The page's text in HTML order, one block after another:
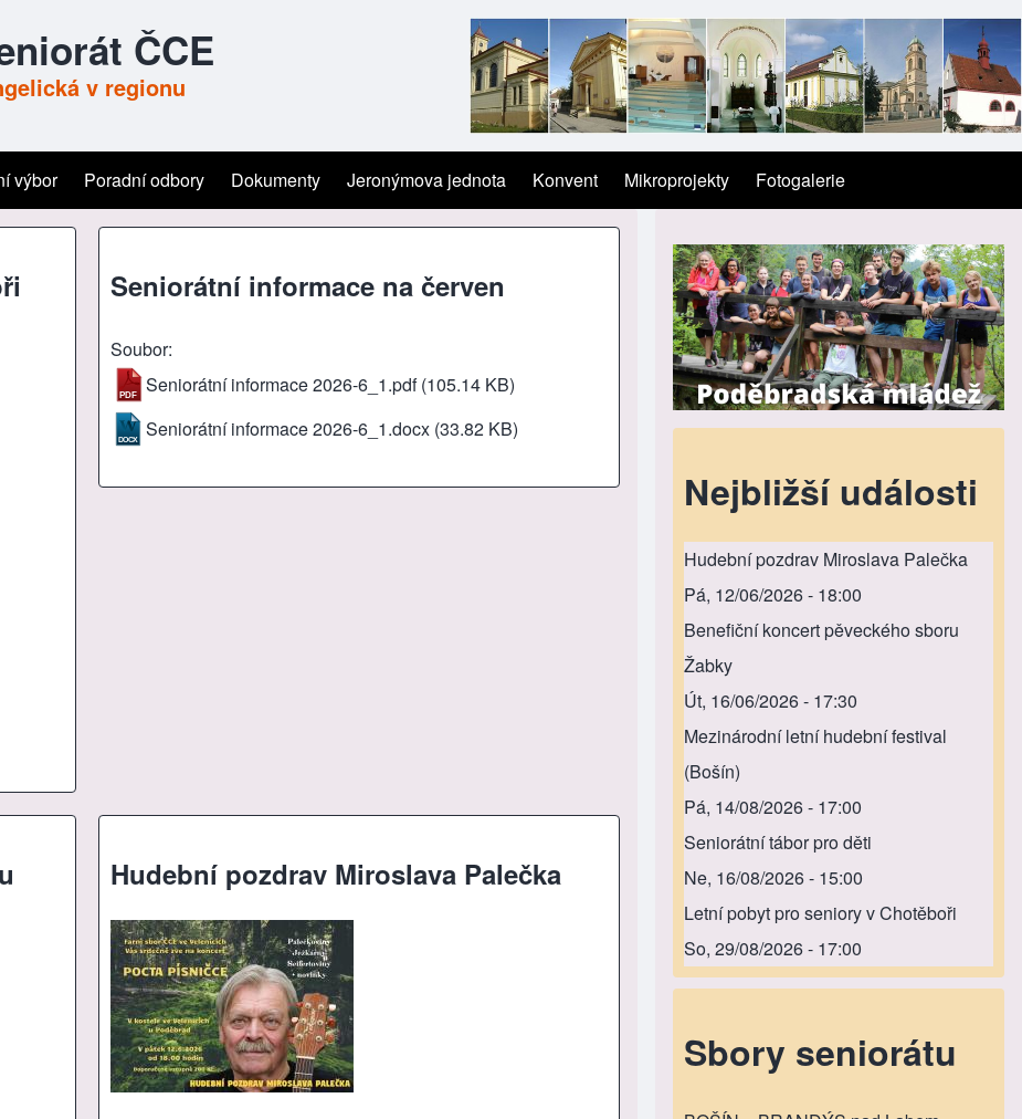
ČCE
v regionu
výbor Poradní odbory Dokumenty Jeronýmova jednota Konvent Mikroprojekty Fotogalerie
Seniorátní informace na červen
Soubor
Seniorátní informace 2026-6_1.pdf (105.14 KB)
Seniorátní informace 2026-6_1.docx (33.82 KB)
Hudební pozdrav Miroslava Palečka
Nejbližší události
Hudební pozdrav Miroslava Palečka
Pá, 12/06/2026 - 18:00
Benefiční koncert pěveckého sboru
Žabky
Út, 16/06/2026 - 17:30
Mezinárodní letní hudební festival
(Bošín)
Pá, 14/08/2026 - 17:00
Seniorátní tábor pro děti
Ne, 16/08/2026 - 15:00
Letní pobyt pro seniory v Chotěboři
So, 29/08/2026 - 17:00
Sbory seniorátu